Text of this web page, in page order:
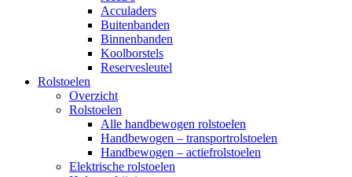
Acculaders
Buitenbanden
Binnenbanden
Koolborstels
Reservesleutel
Rolstoelen
Overzicht
Rolstoelen
Alle handbewogen rolstoelen
Handbewogen – transportrolstoelen
Handbewogen – actiefrolstoelen
Elektrische rolstoelen